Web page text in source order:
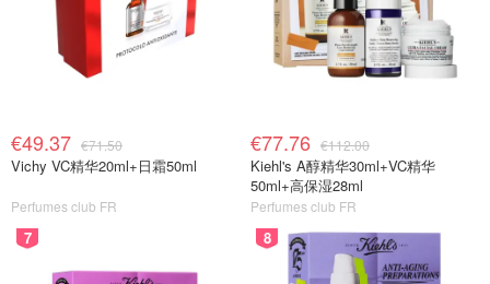
€49.37 €71.50
Vichy VC精华20ml+日霜50ml
Perfumes club FR
€77.76 €112.00
Kiehl's A醇精华30ml+VC精华
50ml+高保湿28ml
Perfumes club FR
7 8